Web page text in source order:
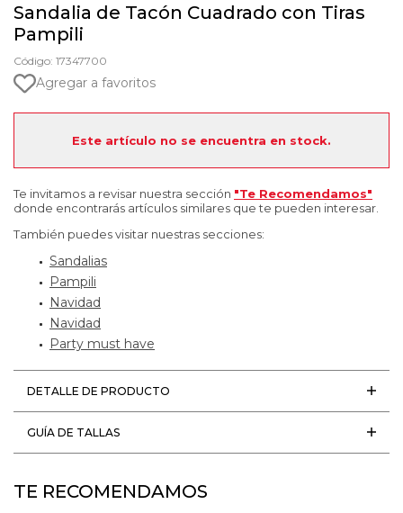
Sandalia de Tacón Cuadrado con Tiras
Pampili
Código: 17347700
Agregar a favoritos
Este artículo no se encuentra en stock.
Te invitamos a revisar nuestra sección "Te Recomendamos"
donde encontrarás artículos similares que te pueden interesar.
También puedes visitar nuestras secciones:
Sandalias
Pampili
Navidad
Navidad
Party must have
DETALLE DE PRODUCTO
GUÍA DE TALLAS
TE RECOMENDAMOS